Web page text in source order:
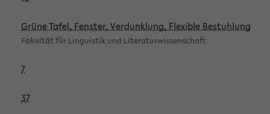
Grüne Tafel, Fenster, Verdunklung, Flexible Bestuhlung
Fakultät für Linguistik und Literaturwissenschaft
7
37